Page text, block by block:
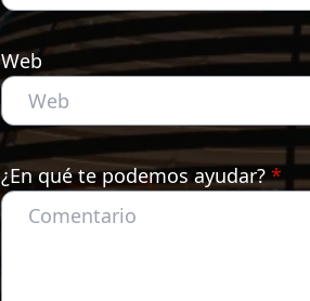
Web
¿En qué te podemos ayudar?*